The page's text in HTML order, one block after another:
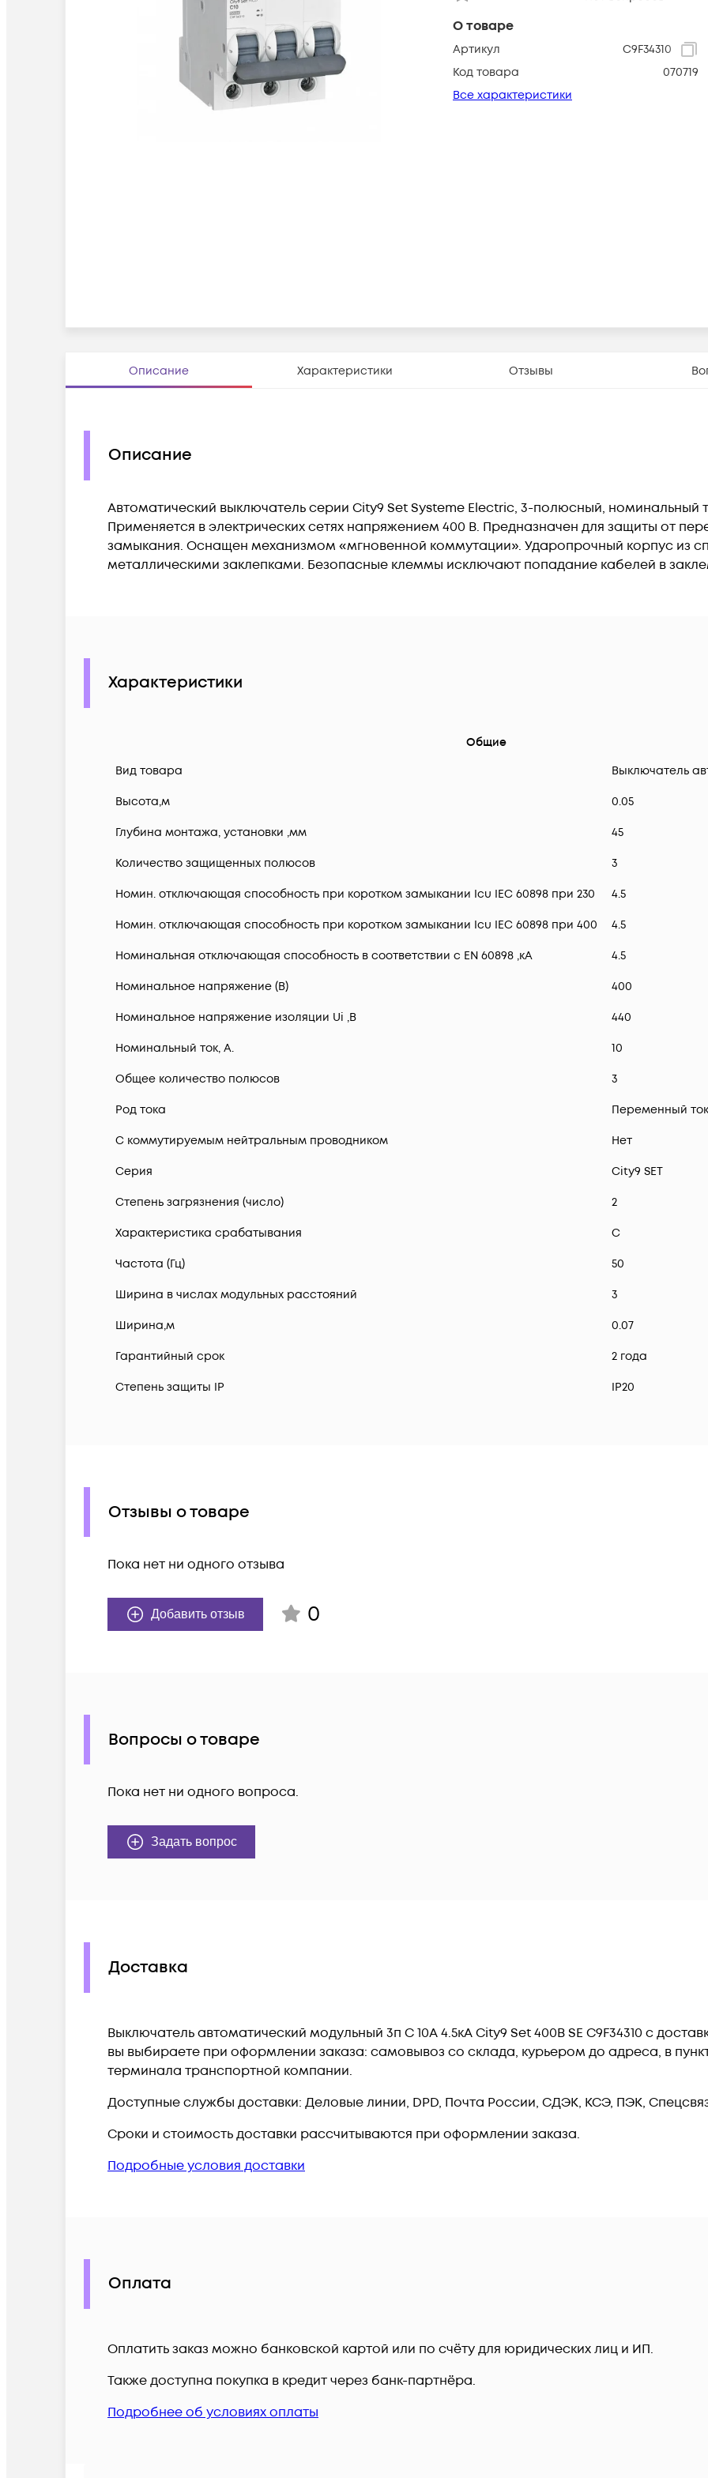
О товаре
Артикул
C9F34310
Код товара
070719
Все характеристики
Описание Характеристики Отзывы
Описание
Автоматический выключатель серии City9 Set Systeme Electric, 3-полюсный, номинальный
Применяется в электрических сетях напряжением 400 В. Предназначен для защиты от
замыкания. Оснащен механизмом «мгновенной коммутации». Ударопрочный корпус из
металлическими заклепками. Безопасные клеммы исключают попадание кабелей в
Характеристики
Общие
Вид товара
Выключатель
Высота,м 0.05
Глубина монтажа, установки ,мм 45
Количество защищенных полюсов 3
Номин. отключающая способность при коротком замыкании Icu IEC 60898 при 230 4.5
Номин. отключающая способность при коротком замыкании Icu IEC 60898 при 400 4.5
Номинальная отключающая способность в соответствии с EN 60898 ,кА 4.5
Номинальное напряжение (В) 400
Номинальное напряжение изоляции Ui ,В 440
Номинальный ток, А. 10
Общее количество полюсов 3
Род тока Переменный
С коммутируемым нейтральным проводником Нет
Серия City9 SET
Степень загрязнения (число) 2
Характеристика срабатывания C
Частота (Гц) 50
Ширина в числах модульных расстояний 3
Ширина,м 0.07
Гарантийный срок 2 года
Степень защиты IP IP20
Отзывы о товаре
Пока нет ни одного отзыва
Добавить отзыв 0
Вопросы о товаре
Пока нет ни одного вопроса.
Задать вопрос
Доставка
Выключатель автоматический модульный 3п C 10А 4.5кА City9 Set 400В SE C9F34310 c
вы выбираете при оформлении заказа: самовывоз со склада, курьером до адреса, в
терминала транспортной компании.
Доступные службы доставки: Деловые линии, DPD, Почта России, СДЭК, КСЭ, ПЭК,
Сроки и стоимость доставки рассчитываются при оформлении заказа.
Подробные условия доставки
Оплата
Оплатить заказ можно банковской картой или по счёту для юридических лиц и ИП.
Также доступна покупка в кредит через банк-партнёра.
Подробнее об условиях оплаты